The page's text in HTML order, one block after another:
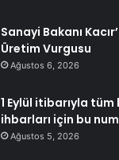
Sanayi Bakanı
Üretim Vurgusu
Ağustos 6, 2026
1 Eylül itibarıyla
ihbarları için bu
Ağustos 5, 2026